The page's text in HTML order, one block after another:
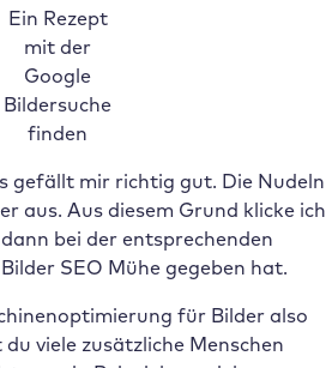
Ein Rezept
mit der
Google
Bildersuche
finden
gefällt mir richtig gut. Die Nudeln
aus. Aus diesem Grund klicke ich
bei der entsprechenden
SEO Mühe gegeben hat.
für Bilder also
viele zusätzliche Menschen